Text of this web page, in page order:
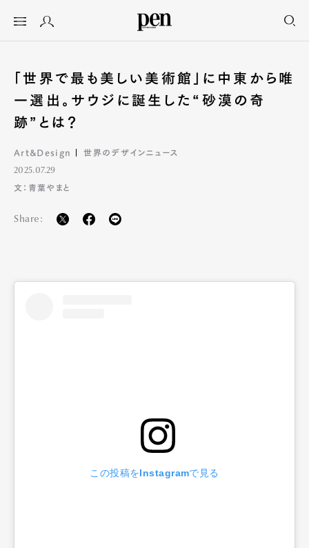
「世界で最も美しい美術館」に中東から唯
一選出。サウジに誕生した“砂漠の奇
跡”とは？
Art&Design 世界のデザインニュース
2025.07.29
文：青葉やまと
Share:
この投稿をInstagramで見る